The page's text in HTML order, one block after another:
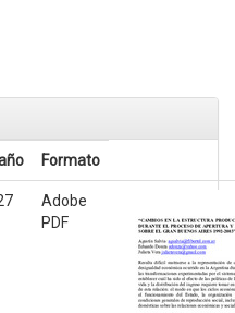
Formato
Adobe
PDF